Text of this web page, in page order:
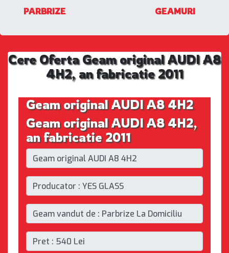
PARBRIZE
GEAMURI
Cere Oferta Geam original AUDI A8
4H2, an fabricatie 2011
Geam original AUDI A8 4H2
Geam original AUDI A8 4H2,
an fabricatie 2011